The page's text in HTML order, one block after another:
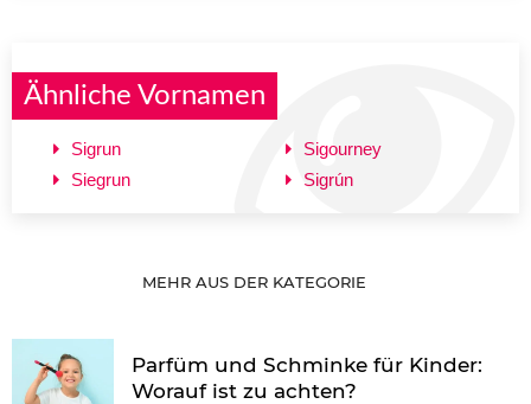
Ähnliche Vornamen
Sigrun
Siegrun
Sigourney
Sigrún
MEHR AUS DER KATEGORIE
Parfüm und Schminke für Kinder:
Worauf ist zu achten?